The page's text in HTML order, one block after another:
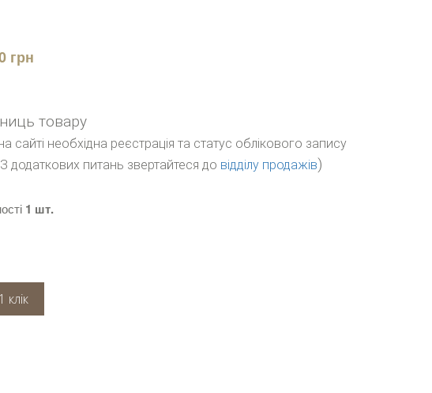
грн
товару
сайті необхідна реєстрація та статус облікового запису
питань звертайтеся до відділу продажів)
1 шт.